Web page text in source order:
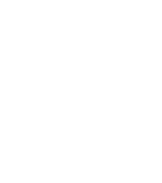
de bonnes